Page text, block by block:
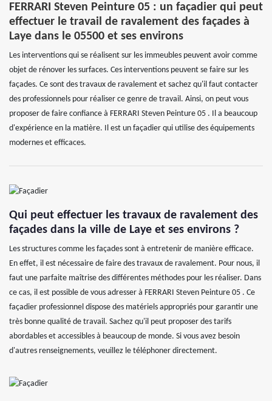
FERRARI Steven Peinture 05 : un façadier qui peut
effectuer le travail de ravalement des façades à
Laye dans le 05500 et ses environs
Les interventions qui se réalisent sur les immeubles peuvent avoir comme
objet de rénover les surfaces. Ces interventions peuvent se faire sur les
façades. Ce sont des travaux de ravalement et sachez qu'il faut contacter
des professionnels pour réaliser ce genre de travail. Ainsi, on peut vous
proposer de faire confiance à FERRARI Steven Peinture 05 . Il a beaucoup
d'expérience en la matière. Il est un façadier qui utilise des équipements
modernes et efficaces.
Qui peut effectuer les travaux de ravalement des
façades dans la ville de Laye et ses environs ?
Les structures comme les façades sont à entretenir de manière efficace.
En effet, il est nécessaire de faire des travaux de ravalement. Pour nous, il
faut une parfaite maîtrise des différentes méthodes pour les réaliser. Dans
ce cas, il est possible de vous adresser à FERRARI Steven Peinture 05 . Ce
façadier professionnel dispose des matériels appropriés pour garantir une
très bonne qualité de travail. Sachez qu'il peut proposer des tarifs
abordables et accessibles à beaucoup de monde. Si vous avez besoin
d'autres renseignements, veuillez le téléphoner directement.